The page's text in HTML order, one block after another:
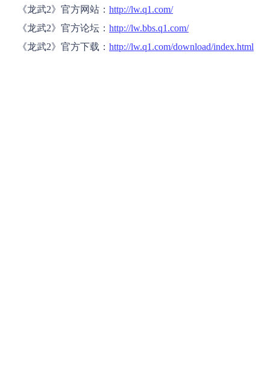
《龙武2》官方网站： http://lw.q1.com/
《龙武2》官方论坛： http://lw.bbs.q1.com/
《龙武2》官方下载： http://lw.q1.com/download/index.html